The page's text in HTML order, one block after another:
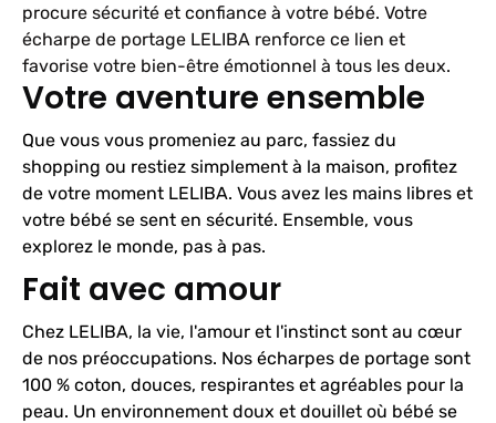
procure sécurité et confiance à votre bébé. Votre
écharpe de portage LELIBA renforce ce lien et
favorise votre bien-être émotionnel à tous les deux.
Votre aventure ensemble
Que vous vous promeniez au parc, fassiez du
shopping ou restiez simplement à la maison, profitez
de votre moment LELIBA. Vous avez les mains libres et
votre bébé se sent en sécurité. Ensemble, vous
explorez le monde, pas à pas.
Fait avec amour
Chez LELIBA, la vie, l'amour et l'instinct sont au cœur
de nos préoccupations. Nos écharpes de portage sont
100 % coton, douces, respirantes et agréables pour la
peau. Un environnement doux et douillet où bébé se